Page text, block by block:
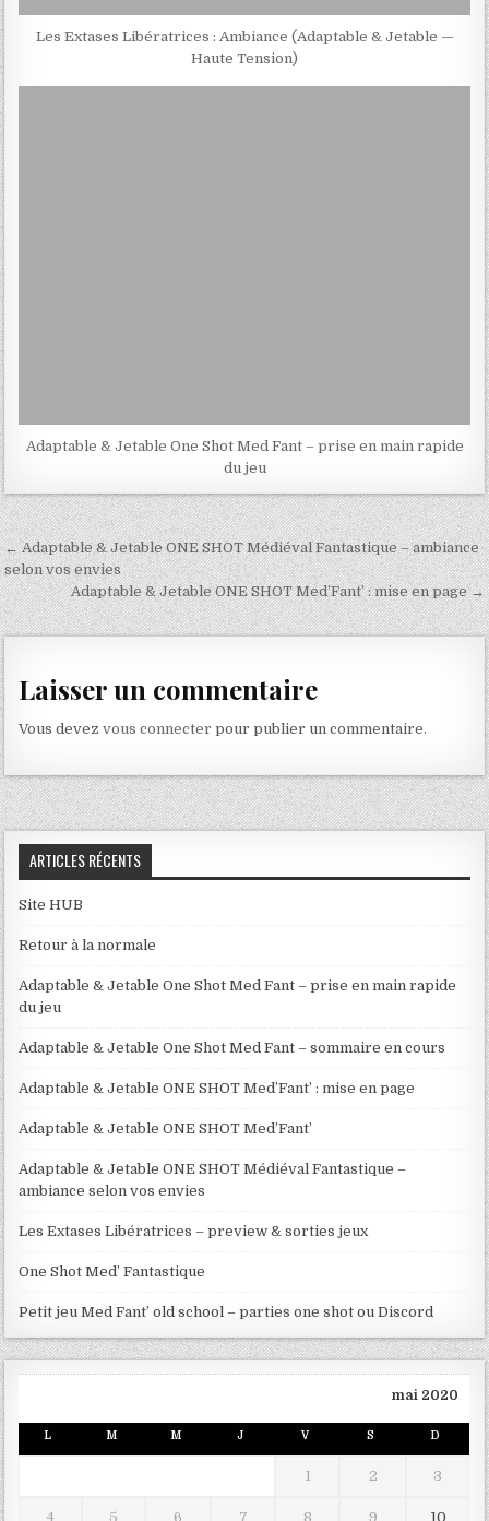
Les Extases Libératrices : Ambiance (Adaptable & Jetable —
Haute Tension)
Adaptable & Jetable One Shot Med Fant – prise en main rapide
du jeu
Navigation
de
l’article
← Adaptable & Jetable ONE SHOT Médiéval Fantastique – ambiance
selon vos envies
Adaptable & Jetable ONE SHOT Med’Fant’ : mise en page →
Laisser un commentaire
Vous devezvous connecter pour publier un commentaire.
ARTICLES RÉCENTS
Site HUB
Retour à la normale
Adaptable & Jetable One Shot Med Fant – prise en main rapide
du jeu
Adaptable & Jetable One Shot Med Fant – sommaire en cours
Adaptable & Jetable ONE SHOT Med’Fant’ : mise en page
Adaptable & Jetable ONE SHOT Med’Fant’
Adaptable & Jetable ONE SHOT Médiéval Fantastique –
ambiance selon vos envies
Les Extases Libératrices – preview & sorties jeux
One Shot Med’ Fantastique
Petit jeu Med Fant’ old school – parties one shot ou Discord
mai 2020
L M M J V S D
1 2 3
4 5 6 7 8 9 10